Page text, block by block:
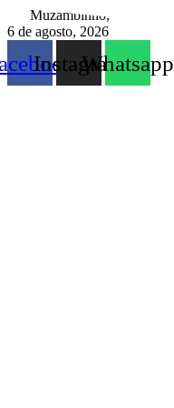
para
conteúdo
Muzambinho,
6 de agosto, 2026
InstagramWhatsapp